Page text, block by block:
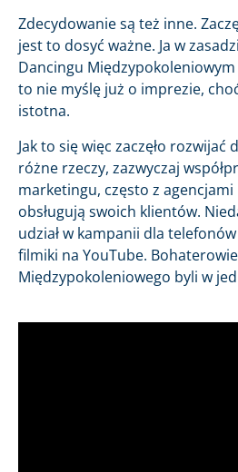
Zdecydowanie są też inne.
jest to dosyć ważne. Ja w
Dancingu
to nie myślę już o imprezie,
istotna.
Jak to się więc zaczęło rozwijać
różne rzeczy, zazwyczaj
marketingu, często z
obsługują swoich klientów.
udział w kampanii dla
filmiki na YouTube.
Międzypokoleniowego byli w